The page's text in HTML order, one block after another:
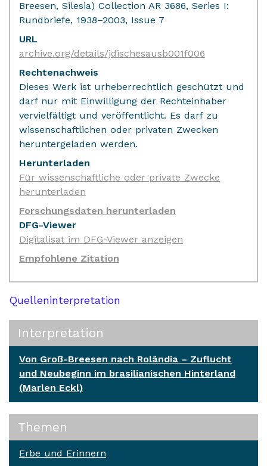
Breesen, Silesia) Collection AR 3686, Series I:
Rundbriefe, 1938–2003, Issue 7
URL
archive.org/details/jdischesausb001f006
Rechtenachweis
Dieses Werk ist urheberrechtlich geschützt und
darf nur mit Einwilligung der Rechteinhaber
vervielfältigt und veröffentlicht. Es darf zu
wissenschaftlichen oder privaten Zwecken
heruntergeladen werden.
Herunterladen
Für wissenschaftliche oder private Zwecke
herunterladen
Forschungsdaten herunterladen
DFG-Viewer
Digitalisat im DFG-Viewer anzeigen
Empfohlene Zitation
Quelleninterpretation
Interpretation
Von Groß-Breesen nach Rolândia – Zuflucht
und Neubeginn im brasilianischen Hinterland
(Marlen Eckl)
Themen
Erbe und Erinnern